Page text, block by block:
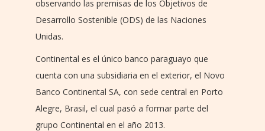
observando las premisas de los Objetivos de
Desarrollo Sostenible (ODS) de las Naciones
Unidas.
Continental es el único banco paraguayo que
cuenta con una subsidiaria en el exterior, el Novo
Banco Continental SA, con sede central en Porto
Alegre, Brasil, el cual pasó a formar parte del
grupo Continental en el año 2013.